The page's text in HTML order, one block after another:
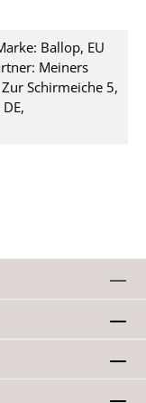
Ballop, EU
Meiners
Schirmeiche 5,